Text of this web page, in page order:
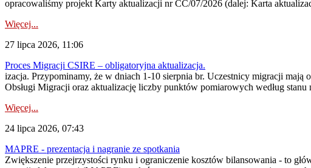
opracowaliśmy projekt Karty aktualizacji nr CC/07/2026 (dalej: Karta
Więcej...
27 lipca 2026, 11:06
Proces Migracji CSIRE – obligatoryjna aktualizacja.
izacja. Przypominamy, że w dniach 1-10 sierpnia br. Uczestnicy migracji
Obsługi Migracji oraz aktualizację liczby punktów pomiarowych według
Więcej...
24 lipca 2026, 07:43
MAPRE - prezentacja i nagranie ze spotkania
Zwiększenie przejrzystości rynku i ograniczenie kosztów bilansowania - to